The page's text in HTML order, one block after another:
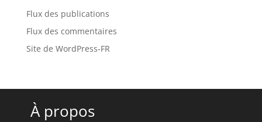
Flux des publications
Flux des commentaires
Site de WordPress-FR
À propos